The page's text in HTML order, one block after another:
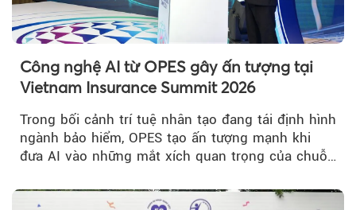
Công nghệ AI từ OPES gây ấn tượng tại
Vietnam Insurance Summit 2026
Trong bối cảnh trí tuệ nhân tạo đang tái định hình
ngành bảo hiểm, OPES tạo ấn tượng mạnh khi
đưa AI vào những mắt xích quan trọng của chuỗi